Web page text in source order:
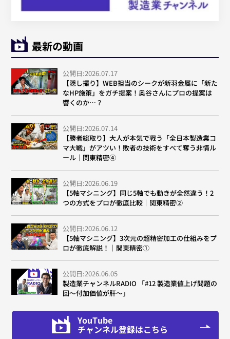
最新の動画
公開日:2026.07.17
【隠し撮り】WEB担当のシークが新羽金属に「新た
なHP施策」をガチ提案！奥谷さんにプロの提案は
響くのか…？
公開日:2026.07.14
【勝者総取り】大人が本気で戦う「全日本製造業コ
マ大戦」がアツい！敗者の技術をすべて奪う非情ル
ール｜関東精密④
公開日:2026.06.19
【5軸マシニング】同じ5軸でも動きが全然違う！2
つの方式をプロが徹底比較｜関東精密②
公開日:2026.06.12
【5軸マシニング】3次元の超精密加工の仕組みをプ
ロが徹底解説！｜関東精密①
公開日:2026.06.05
製造業チャンネルRADIO 「#12 製造業値上げ問題の
回～付加価値が肝～」
YouTube
チャンネル登録はこちら